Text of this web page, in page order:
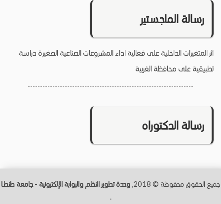
رسالة الماجستير
اثر المتغيرات الداخلية على فعالية اداء المشروعات الصناعية الصغيرة دراسة
تطبيقية على محافظة الغربية
رسالة الدكتوراه
جميع الحقوق محفوظة © 2018,
وحدة تطوير النظم والبوابة الإلكترونية - جامعة طنطــا
.